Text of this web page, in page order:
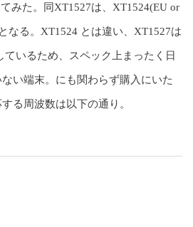
みた。同XT1527は、XT1524(EU or
なる。XT1524 とは違い、XT1527は
ているため、スペック上まったく日
い端末。にも関わらず購入にいた
る周波数は以下の通り。